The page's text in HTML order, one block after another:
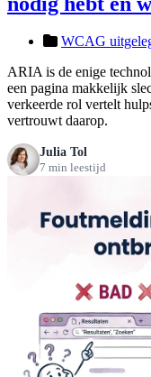
WCAG
ARIA is de enige
een pagina makkelijk
verkeerde rol vertelt
vertrouwt daarop.
Julia Tol
7 min leestijd